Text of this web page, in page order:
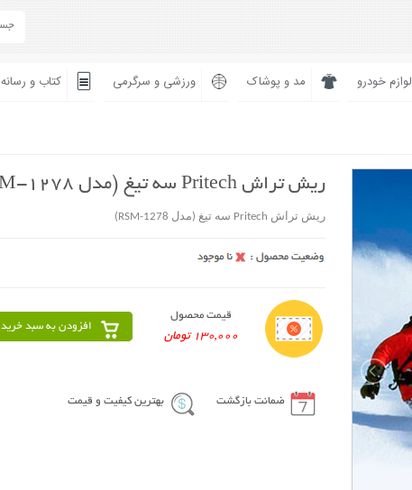
لوازم خودرو مد و پوشاک ورزشی و سرگرمی کتاب و رسانه
ریش تراش Pritech سه تیغ (مدل RSM-1278)
ریش تراش Pritech سه تیغ (مدل RSM-1278)
قیمت محصول
130,000 تومان
افزودن به سبد خرید
ضمانت بازگشت بهترین کیفیت و قیمت